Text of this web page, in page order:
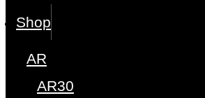
Shop
AR
AR30